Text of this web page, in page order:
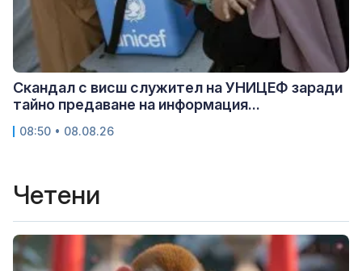
Скандал с висш служител на УНИЦЕФ заради
тайно предаване на информация...
08:50 • 08.08.26
Четени